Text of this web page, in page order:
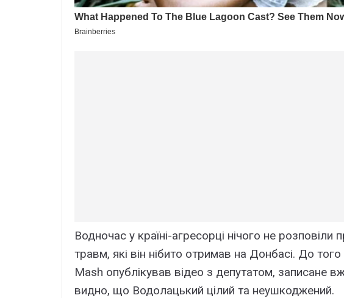
Водночас у країні-агресорці нічого не розповіли
травм, які він нібито отримав на Донбасі. До
Mash опублікував відео з депутатом, записане
видно, що Водолацький цілий та неушкоджений.